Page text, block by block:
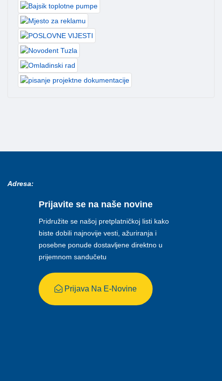
Adresa:
Prijavite se na naše novine
Pridružite se našoj pretplatničkoj listi kako
biste dobili najnovije vesti, ažuriranja i
posebne ponude dostavljene direktno u
prijemnom sandučetu
Prijava Na E-Novine